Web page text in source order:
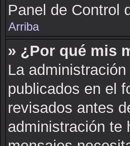
Panel de Control
Arriba
» ¿Por qué mis
La
publicados en el
revisados antes
administración te